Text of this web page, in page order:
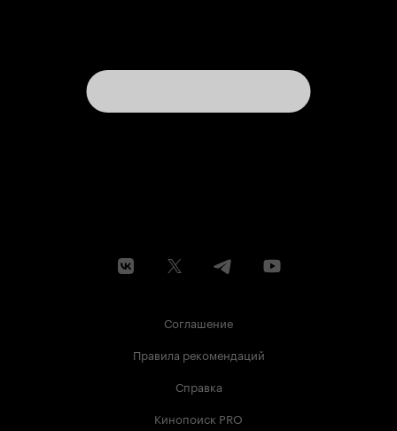
Соглашение
Правила рекомендаций
Справка
Кинопоиск PRO